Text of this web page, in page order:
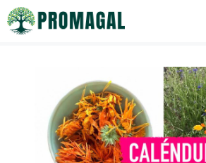
Saltar
al